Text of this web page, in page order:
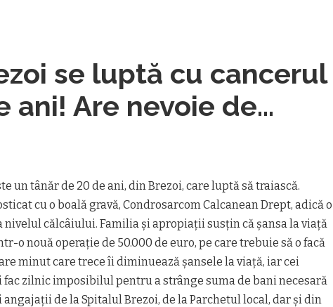
se luptă cu cancerul
ani! Are nevoie de
un tânăr de 20 de ani, din Brezoi, care luptă să traiască.
cu o boală gravă, Condrosarcom Calcanean Drept, adică o
nivelul călcâiului. Familia și apropiații susțin că șansa la viață
o nouă operație de 50.000 de euro, pe care trebuie să o facă
minut care trece îi diminuează șansele la viață, iar cei
fac zilnic imposibilul pentru a strânge suma de bani necesară
angajații de la Spitalul Brezoi, de la Parchetul local, dar și din